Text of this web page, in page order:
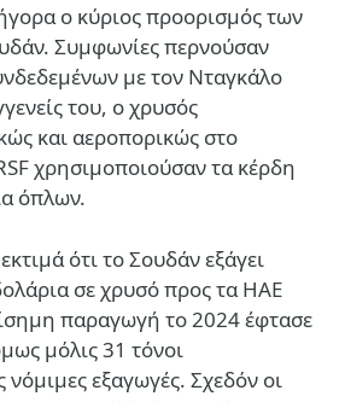
ο κύριος προορισμός των
Συμφωνίες περνούσαν
με τον Νταγκάλο
του, ο χρυσός
και αεροπορικώς στο
χρησιμοποιούσαν τα κέρδη
όπλων.
ότι το Σουδάν εξάγει
σε χρυσό προς τα ΗΑΕ
παραγωγή το 2024 έφτασε
μόλις 31 τόνοι
εξαγωγές. Σχεδόν οι